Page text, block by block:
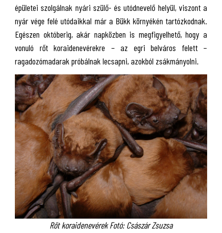
épületei szolgálnak nyári szülő- és utódnevelő helyül, viszont a
nyár vége felé utódaikkal már a Bükk környékén tartózkodnak.
Egészen októberig, akár napközben is megfigyelhető, hogy a
vonuló rőt koraidenevérekre – az egri belváros felett –
ragadozómadarak próbálnak lecsapni, azokból zsákmányolni.
Rőt koraidenevérek Fotó: Császár Zsuzsa